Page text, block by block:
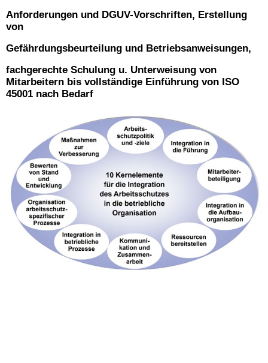
Anforderungen und DGUV-Vorschriften, Erstellung
von
Gefährdungsbeurteilung und Betriebsanweisungen,
fachgerechte Schulung u. Unterweisung von
Mitarbeitern bis vollständige Einführung von ISO
45001 nach Bedarf